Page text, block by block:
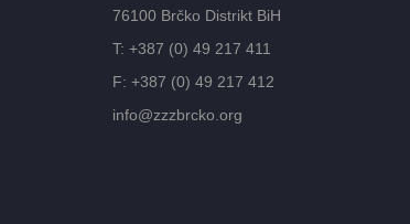
76100 Brčko Distrikt BiH
T: +387 (0) 49 217 411
F: +387 (0) 49 217 412
info@zzzbrcko.org